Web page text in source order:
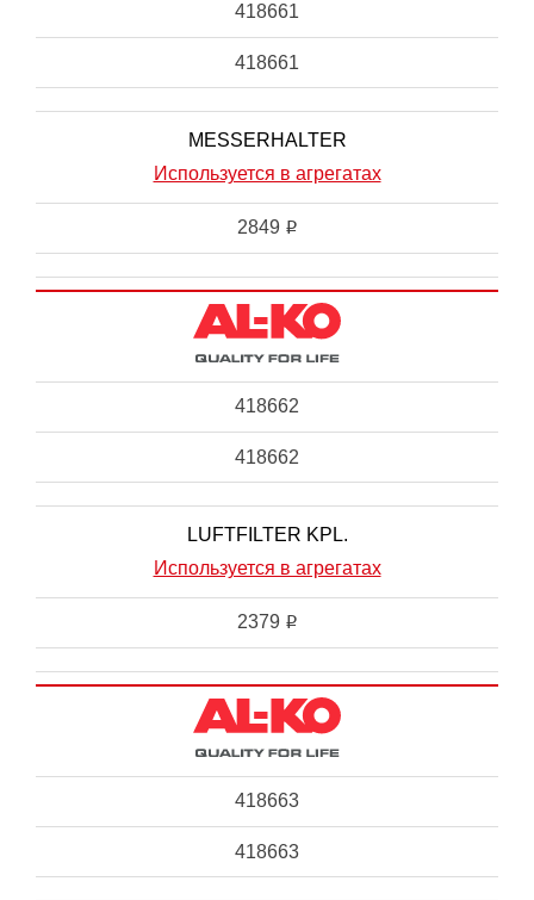
418661
418661
MESSERHALTER
Используется в агрегатах
2849 i
418662
418662
LUFTFILTER KPL.
Используется в агрегатах
2379 i
418663
418663